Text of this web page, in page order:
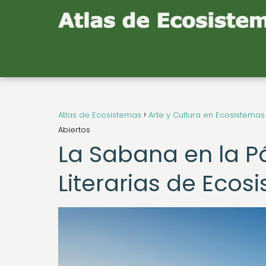
Atlas de Ecosistemas
Arte y Cultura en Ecosistemas
Abiertos
La Sabana en la
Literarias de